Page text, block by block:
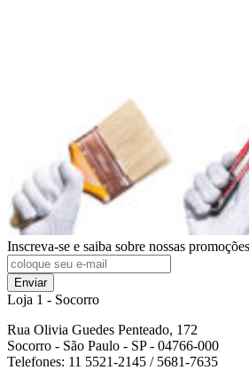
Inscreva-se e saiba sobre nossas
Enviar
Loja 1 - Socorro
Rua Olivia Guedes Penteado, 172
Socorro - São Paulo - SP - 04766-000
Telefones: 11 5521-2145 / 5681-7635